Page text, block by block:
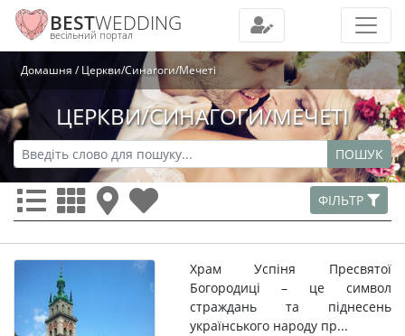
BESTWEDDING
весільний портал
Домашня Церкви/Синагоги/Мечеті
ЦЕРКВИ/СИНАГОГИ/МЕЧЕТІ
ПОШУК
ФІЛЬТР
Храм Успіня Пресвятої
Богородиці – це символ
страждань та піднесень
українського народу пр...